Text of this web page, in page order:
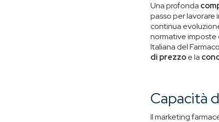
Una profonda
passo per lavorare
continua
normative imposte
Italiana del
di prezzoe la
Capacità
Il marketing